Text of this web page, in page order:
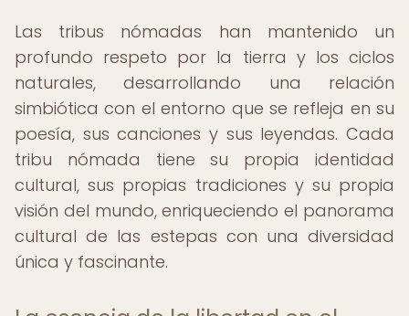
Las tribus nómadas han mantenido un
profundo respeto por la tierra y los ciclos
naturales, desarrollando una relación
simbiótica con el entorno que se refleja en su
poesía, sus canciones y sus leyendas. Cada
tribu nómada tiene su propia identidad
cultural, sus propias tradiciones y su propia
visión del mundo, enriqueciendo el panorama
cultural de las estepas con una diversidad
única y fascinante.